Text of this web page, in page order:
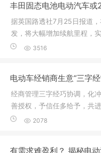
丰田固态电池电动汽车
据英国路透社7月25日报道
发，将大幅增加续航里程，
动车将 3516
电动车经销商生意“三字
经商管理三字经巧协调，化
善授权，予信任多给予，共
集众智，2078
有需求难盈利？ 揭秘电